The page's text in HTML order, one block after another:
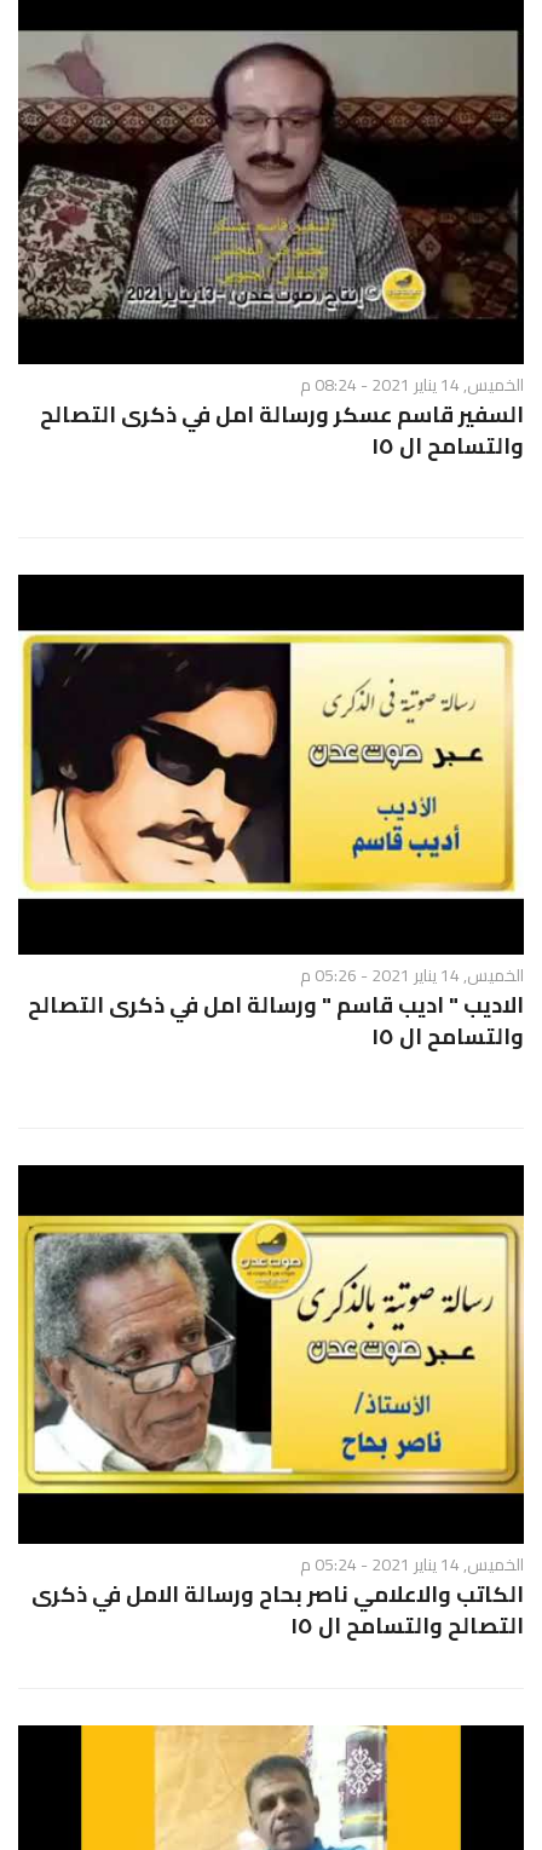
الخميس, 14 يناير 2021 - 08:24 م
السفير قاسم عسكر ورسالة امل في ذكرى التصالح
والتسامح ال ١٥
الخميس, 14 يناير 2021 - 05:26 م
الاديب " اديب قاسم " ورسالة امل في ذكرى التصالح
والتسامح ال ١٥
الخميس, 14 يناير 2021 - 05:24 م
الكاتب والاعلامي ناصر بحاح ورسالة الامل في ذكرى
التصالح والتسامح ال ١٥